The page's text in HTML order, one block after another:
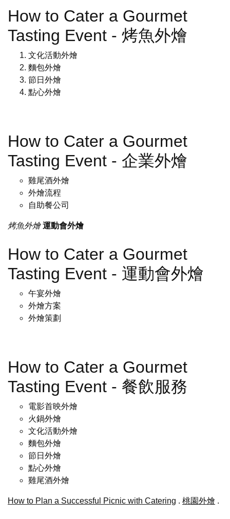
How to Cater a Gourmet
Tasting Event - 烤魚外燴
文化活動外燴
麵包外燴
節日外燴
點心外燴
How to Cater a Gourmet
Tasting Event - 企業外燴
雞尾酒外燴
外燴流程
自助餐公司
烤魚外燴 運動會外燴
How to Cater a Gourmet
Tasting Event - 運動會外燴
午宴外燴
外燴方案
外燴策劃
How to Cater a Gourmet
Tasting Event - 餐飲服務
電影首映外燴
火鍋外燴
文化活動外燴
麵包外燴
節日外燴
點心外燴
雞尾酒外燴
How to Plan a Successful Picnic with Catering . 桃園外燴 .